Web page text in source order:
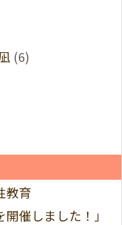
(6)
教育
開催しました！」